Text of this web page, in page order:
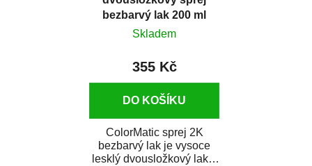
bezbarvý lak 200 ml
Skladem
355 Kč
DO KOŠÍKU
ColorMatic sprej 2K
bezbarvý lak je vysoce
lesklý dvousložkový lak s